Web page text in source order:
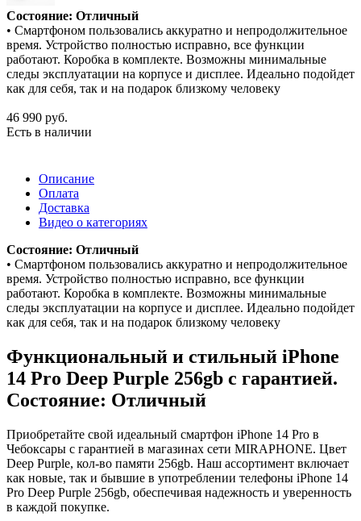
Состояние: Отличный
• Смартфоном пользовались аккуратно и непродолжительное
время. Устройство полностью исправно, все функции
работают. Коробка в комплекте. Возможны минимальные
следы эксплуатации на корпусе и дисплее. Идеально подойдет
как для себя, так и на подарок близкому человеку
46 990 руб.
Есть в наличии
Описание
Оплата
Доставка
Видео о категориях
Состояние: Отличный
• Смартфоном пользовались аккуратно и непродолжительное
время. Устройство полностью исправно, все функции
работают. Коробка в комплекте. Возможны минимальные
следы эксплуатации на корпусе и дисплее. Идеально подойдет
как для себя, так и на подарок близкому человеку
Функциональный и стильный iPhone
14 Pro Deep Purple 256gb с гарантией.
Состояние: Отличный
Приобретайте свой идеальный смартфон iPhone 14 Pro в
Чебоксары с гарантией в магазинах сети MIRAPHONE. Цвет
Deep Purple, кол-во памяти 256gb. Наш ассортимент включает
как новые, так и бывшие в употреблении телефоны iPhone 14
Pro Deep Purple 256gb, обеспечивая надежность и уверенность
в каждой покупке.